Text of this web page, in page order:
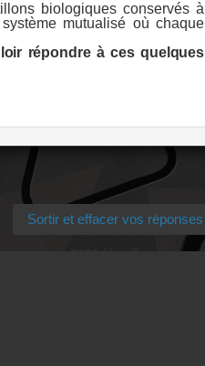
biologiques conservés à
mutualisé où chaque
répondre à ces quelques
Sortir et effacer vos réponses
2026 LimeTemplates